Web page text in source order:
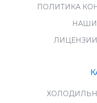
ПОЛИТИКА
НАШИ